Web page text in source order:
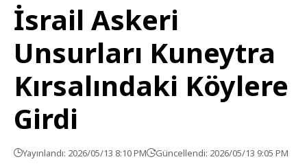
İsrail Askeri
Unsurları Kuneytra
Kırsalındaki Köylere
Girdi
Yayınlandı: 2026/05/13 8:10 PM Güncellendi: 2026/05/13 9:05 PM